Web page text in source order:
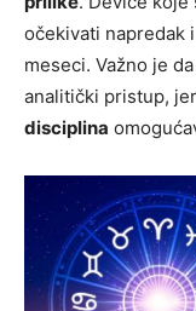
očekivati napredak
meseci. Važno je
analitički pristup,
disciplina